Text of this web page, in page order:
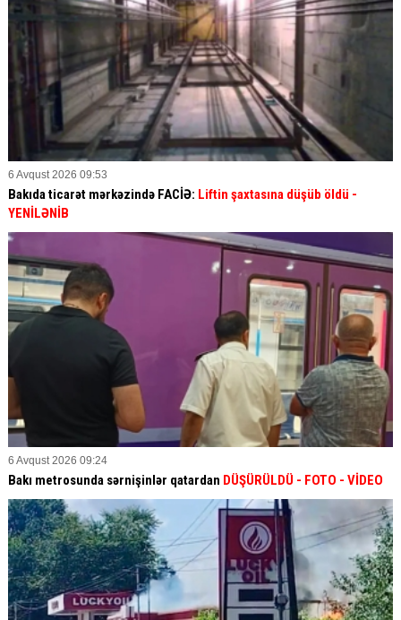
6 Avqust 2026 09:53
Bakıda ticarət mərkəzində FACİƏ: Liftin şaxtasına düşüb öldü -
YENİLƏNİB
6 Avqust 2026 09:24
Bakı metrosunda sərnişinlər qatardan DÜŞÜRÜLDÜ - FOTO - VİDEO